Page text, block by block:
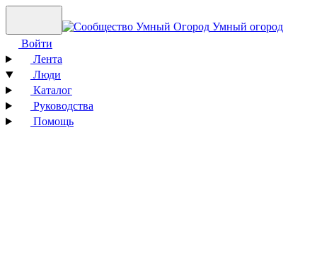
Умный огород
Войти
Лента
Люди
Каталог
Руководства
Помощь